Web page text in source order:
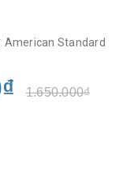
American Standard
1.650.000₫